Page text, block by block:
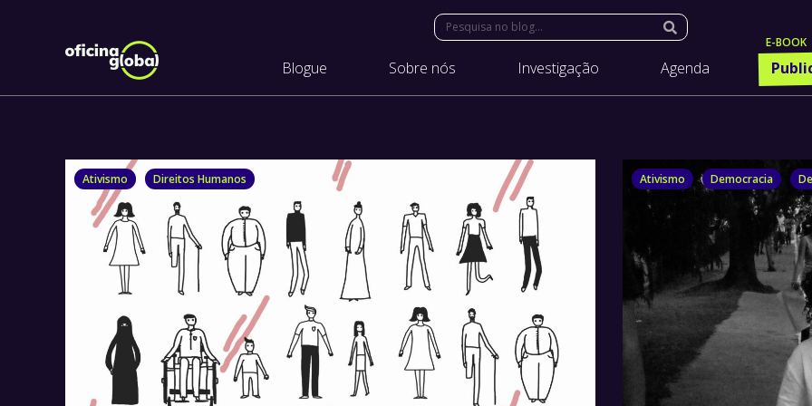
Search:
Blogue Sobre nós Investigação Agenda
Ativismo Direitos Humanos Ativismo Democracia